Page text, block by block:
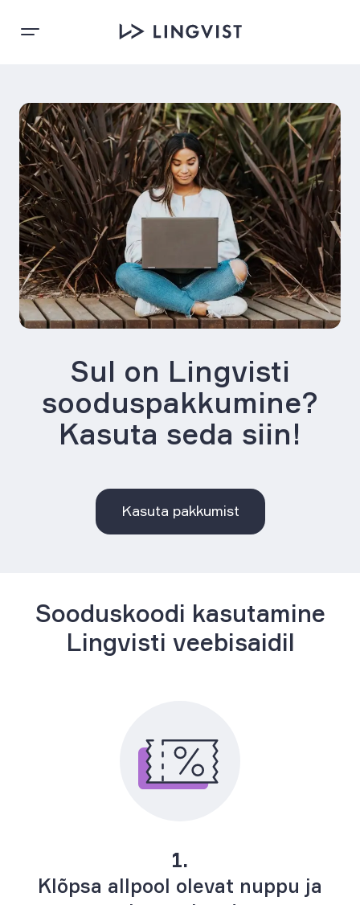
Sul on Lingvisti
sooduspakkumine?
Kasuta seda siin!
Kasuta pakkumist
Sooduskoodi kasutamine
Lingvisti veebisaidil
1.
Klõpsa allpool olevat nuppu ja